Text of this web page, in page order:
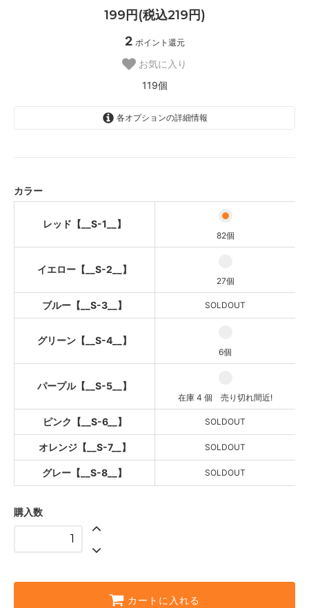
199円(税込219円)
2 ポイント還元
お気に入り
119個
各オプションの詳細情報
グリーン【__S-4__】
パープル【__S-5__】
オレンジ【__S-7__】
カラー
レッド【__S-1__】
82個
イエロー【__S-2__】
27個
ブルー【__S-3__】 SOLDOUT
グリーン【__S-4__】
6個
パープル【__S-5__】
在庫 4 個 売り切れ間近!
ピンク【__S-6__】 SOLDOUT
オレンジ【__S-7__】 SOLDOUT
グレー【__S-8__】 SOLDOUT
購入数
カートに入れる